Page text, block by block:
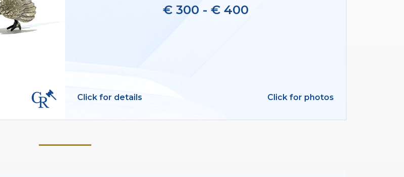
€ 300 - € 400
Click for details Click for photos